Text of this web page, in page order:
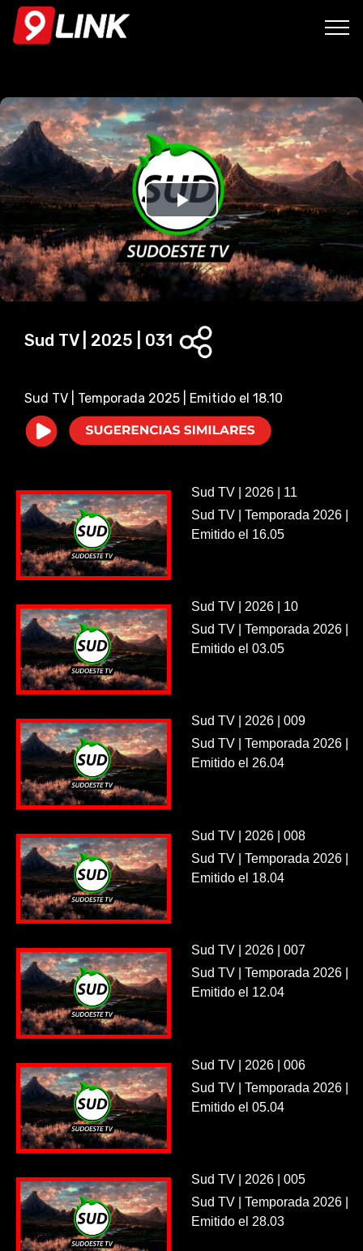
P
l
V
i
d
o
Sud TV | 2025 | 031
Sud TV | Temporada 2025 | Emitido el 18.10
Sud TV | 2026 | 11
Sud TV | Temporada 2026 |
Emitido el 16.05
Sud TV | 2026 | 10
Sud TV | Temporada 2026 |
Emitido el 03.05
Sud TV | 2026 | 009
Sud TV | Temporada 2026 |
Emitido el 26.04
Sud TV | 2026 | 008
Sud TV | Temporada 2026 |
Emitido el 18.04
Sud TV | 2026 | 007
Sud TV | Temporada 2026 |
Emitido el 12.04
Sud TV | 2026 | 006
Sud TV | Temporada 2026 |
Emitido el 05.04
Sud TV | 2026 | 005
Sud TV | Temporada 2026 |
Emitido el 28.03